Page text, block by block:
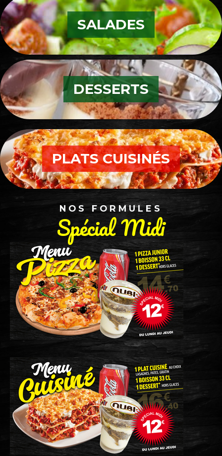
SALADES
DESSERTS
PLATS CUISINÉS
NOS FORMULES
Spécial Midi